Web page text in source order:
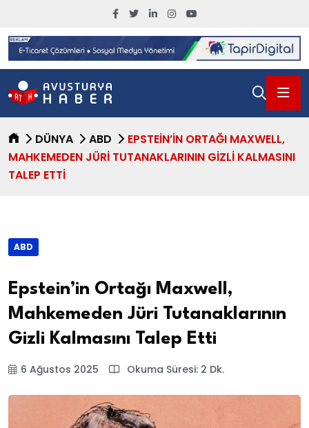
DÜNYA ABD
EPSTEIN’IN ORTAĞI MAXWELL,
MAHKEMEDEN JÜRI TUTANAKLARININ GIZLI KALMASINI
TALEP ETTI
ABD
Epstein’in Ortağı Maxwell,
Mahkemeden Jüri Tutanaklarının
Gizli Kalmasını Talep Etti
6 Ağustos 2025 Okuma Süresi: 2 Dk.